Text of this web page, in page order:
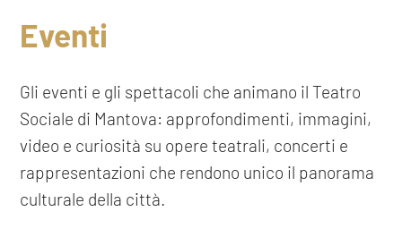
Eventi
Gli eventi e gli spettacoli che animano il Teatro
Sociale di Mantova: approfondimenti, immagini,
video e curiosità su opere teatrali, concerti e
rappresentazioni che rendono unico il panorama
culturale della città.